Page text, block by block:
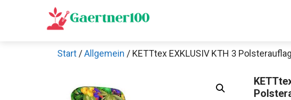
Start /Allgemein / KETTtex EXKLUSIV KTH 3